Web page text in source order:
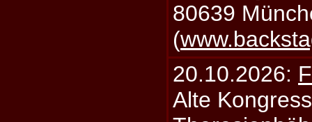
80639
(
20.10.2026:
Alte